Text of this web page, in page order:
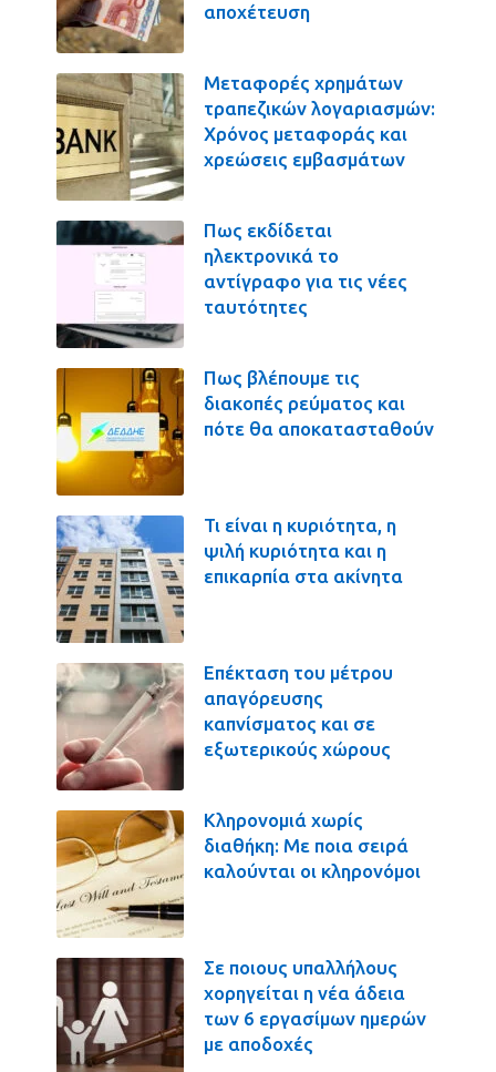
αποχέτευση
Μεταφορές χρημάτων
τραπεζικών λογαριασμών:
Χρόνος μεταφοράς και
χρεώσεις εμβασμάτων
Πως εκδίδεται
ηλεκτρονικά το
αντίγραφο για τις νέες
ταυτότητες
Πως βλέπουμε τις
διακοπές ρεύματος και
πότε θα αποκατασταθούν
Τι είναι η κυριότητα, η
ψιλή κυριότητα και η
επικαρπία στα ακίνητα
Επέκταση του μέτρου
απαγόρευσης
καπνίσματος και σε
εξωτερικούς χώρους
Κληρονομιά χωρίς
διαθήκη: Με ποια σειρά
καλούνται οι κληρονόμοι
Σε ποιους υπαλλήλους
χορηγείται η νέα άδεια
των 6 εργασίμων ημερών
με αποδοχές